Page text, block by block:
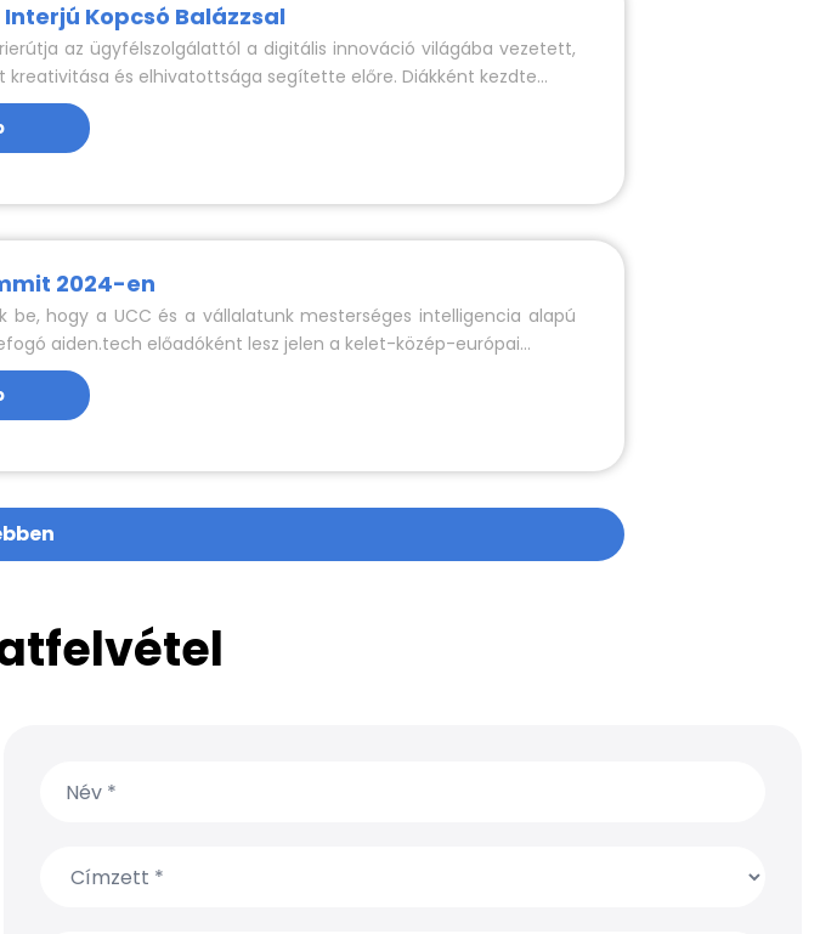
Kopcsó Balázzsal
az ügyfélszolgálattól a digitális innováció világába vezetett,
kreativitása és elhivatottsága segítette előre. Diákként kezdte...
2024-en
be, hogy a UCC és a vállalatunk mesterséges intelligencia alapú
aiden.tech előadóként lesz jelen a kelet-közép-európai...